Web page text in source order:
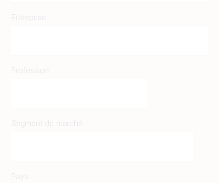
Entreprise
Profession
Segment de marché
Pays